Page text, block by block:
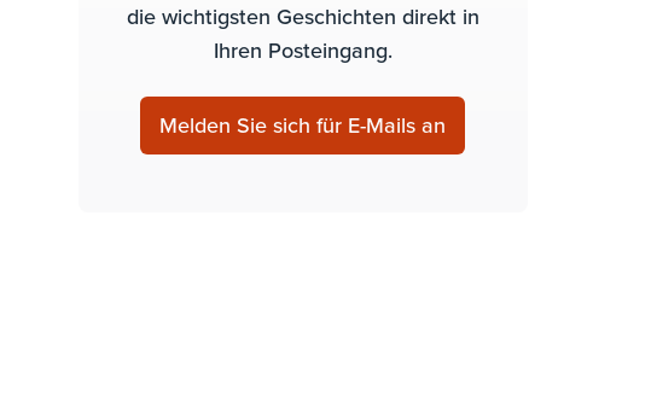
die wichtigsten Geschichten direkt in
Ihren Posteingang.
Melden Sie sich für E-Mails an